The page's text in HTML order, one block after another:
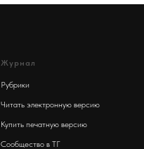
Журнал
Рубрики
Читать электронную версию
Купить печатную версию
Сообщество в ТГ